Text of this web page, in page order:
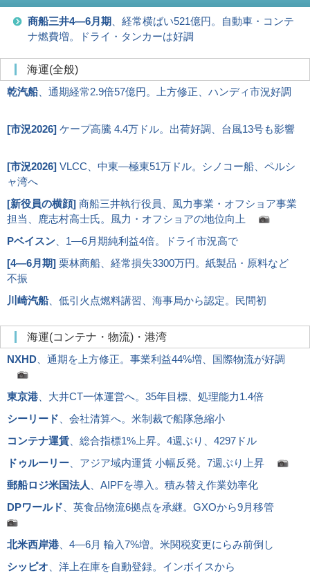
商船三井4―6月期
、経常横ばい521億円。自動車・コンテ
ナ燃費増。ドライ・タンカーは好調
海運(全般)
乾汽船、通期経常2.9倍57億円。上方修正、ハンディ市況好調
[市況2026] ケープ高騰 4.4万ドル。出荷好調、台風13号も影響
[市況2026] VLCC、中東―極東51万ドル。シノコー船、ペルシ
ャ湾へ
[新役員の横顔] 商船三井執行役員、風力事業・オフショア事業
担当、鹿志村高士氏。風力・オフショアの地位向上
Pベイスン 、1―6月期純利益4倍。ドライ市況高で
[4―6月期] 栗林商船、経常損失3300万円。紙製品・原料など
不振
川崎汽船、低引火点燃料講習、海事局から認定。民間初
海運(コンテナ・物流)・港湾
NXHD 、通期を上方修正。事業利益44%増、国際物流が好調
東京港、大井CT一体運営へ。35年目標、処理能力1.4倍
シーリード 、会社清算へ。米制裁で船隊急縮小
コンテナ運賃 、総合指標1%上昇。4週ぶり、4297ドル
ドゥルーリー 、アジア域内運賃 小幅反発。7週ぶり上昇
郵船ロジ米国法人
、AIPFを導入。積み替え作業効率化
DPワールド 、英食品物流6拠点を承継。GXOから9月移管
北米西岸港、4―6月 輸入7%増。米関税変更にらみ前倒し
シッピオ 、洋上在庫を自動登録。インボイスから